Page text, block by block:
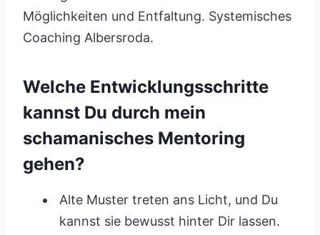
Möglichkeiten und Entfaltung. Systemisches
Coaching Albersroda.
Welche Entwicklungsschritte
kannst Du durch mein
schamanisches Mentoring
gehen?
Alte Muster treten ans Licht, und Du
kannst sie bewusst hinter Dir lassen.